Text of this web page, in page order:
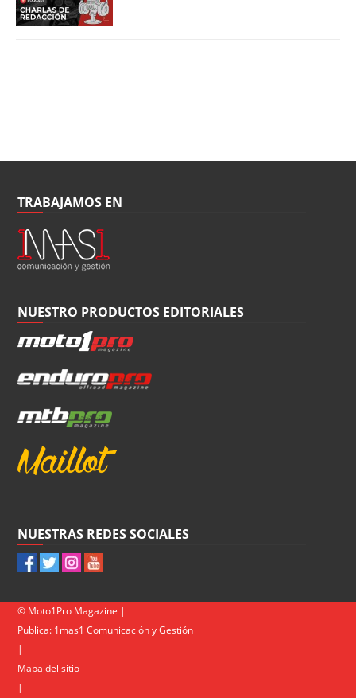
TRABAJAMOS EN
NUESTRO PRODUCTOS EDITORIALES
NUESTRAS REDES SOCIALES
© Moto1Pro Magazine |
Publica: 1mas1 Comunicación y Gestión
|
Mapa del sitio
|